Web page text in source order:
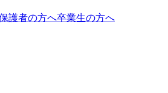
護者の方へ卒業生の方へ